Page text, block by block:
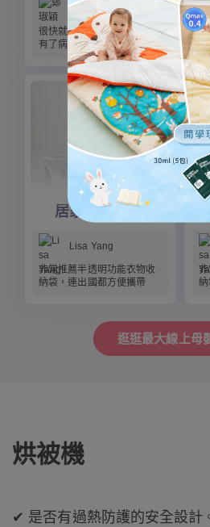
鄭琡穎
很快就收到商品囉~👍
有了病毒崩出外比較安心~
嬰
已售出 750
居家/臥室收納
Lisa Yang
非常推薦半透明功能衣物收
納袋，連出國都方便攜帶
逛逛最大線上母
烘被機
✔ 是否有過熱防護的安全設計